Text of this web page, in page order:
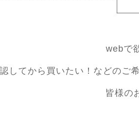
webで
してから買いたい！などのご
皆様の